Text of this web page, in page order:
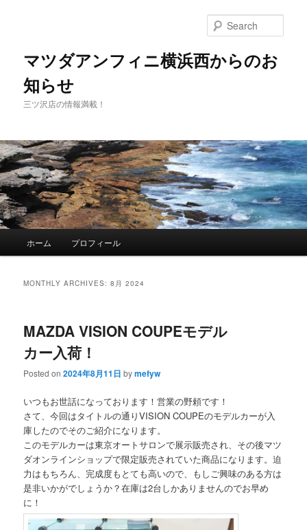
マツダアンフィニ横浜西からのお
知らせ
三ツ沢店の情報満載！
Skip
content
Skip
content
ホーム プロフィール
MONTHLY ARCHIVES:8月 2024
MAZDA VISION COUPEモデル
カー入荷！
Posted on2024年8月11日 bymefyw
いつもお世話になっております！営業の野頼です！
さて、今回はタイトルの通りVISION COUPEのモデルカーが入
庫したのでそのご紹介になります。
このモデルカーは東京オートサロンで展示販売され、その後マツ
ダオンラインショップで限定販売されていた商品になります。迫
力はもちろん、完成度もとても高いので、もしご興味のある方は
是非いかがでしょうか？在庫は2台しかありませんのでお早め
に！